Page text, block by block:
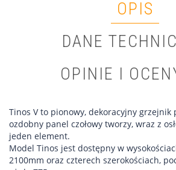
OPIS
DANE
OPINIE I
Tinos V to pionowy, dekoracyjny grzejnik
ozdobny panel czołowy tworzy, wraz z
jeden element.
Model Tinos jest dostępny w
2100mm oraz czterech szerokościach,